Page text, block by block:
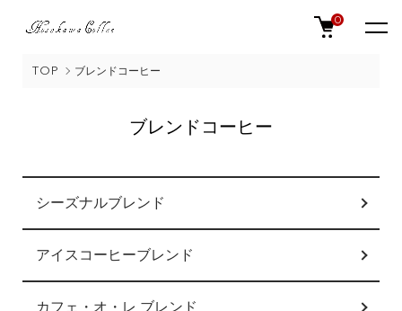
0
TOP ブレンドコーヒー
ブレンドコーヒー
グループ一覧
シーズナルブレンド
アイスコーヒーブレンド
カフェ・オ・レ ブレンド